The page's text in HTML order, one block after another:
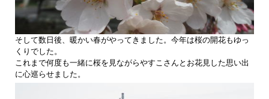
そして数日後、暖かい春がやってきました。今年は桜の開花もゆっ
くりでした。
これまで何度も一緒に桜を見ながらやすこさんとお花見した思い出
に心巡らせました。